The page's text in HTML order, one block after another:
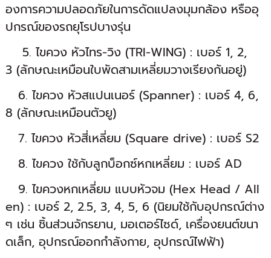
องการความปลอดภัยในการดัดแปลงมุมกล้อง หรืออุ
ปกรณ์ของรถยุโรปบางรุ่น
5. ไขควง หัวไทร-วิง (TRI-WING) : เบอร์ 1, 2,
3 (ลักษณะเหมือนใบพัดสามเหลี่ยมวางเรียงกันอยู่)
6. ไขควง หัวสแปนเนอร์ (Spanner) : เบอร์ 4, 6,
8 (ลักษณะเหมือนตัวยู)
7. ไขควง หัวสี่เหลี่ยม (Square drive) : เบอร์ S2
8. ไขควง ใช้กับลูกบ็อกซ์หกเหลี่ยม : เบอร์ AD
9. ไขควงหกเหลี่ยม แบบหัวจม (Hex Head / All
en) : เบอร์ 2, 2.5, 3, 4, 5, 6 (นิยมใช้กับอุปกรณ์ต่าง
ๆ เช่น ชิ้นส่วนจักรยาน, มอเตอร์ไซด์, เครื่องยนต์ขนา
ดเล็ก, อุปกรณ์ออกกำลังกาย, อุปกรณ์ไฟฟ้า)